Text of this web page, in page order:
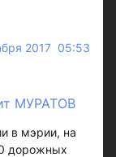
2017 05:53
МУРАТОВ
в мэрии, на
дорожных